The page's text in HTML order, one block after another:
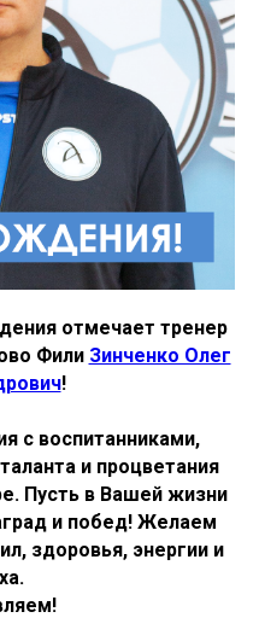
отмечает тренер
Фили Зинченко Олег
!
с воспитанниками,
и процветания
Пусть в Вашей жизни
и побед! Желаем
здоровья, энергии и